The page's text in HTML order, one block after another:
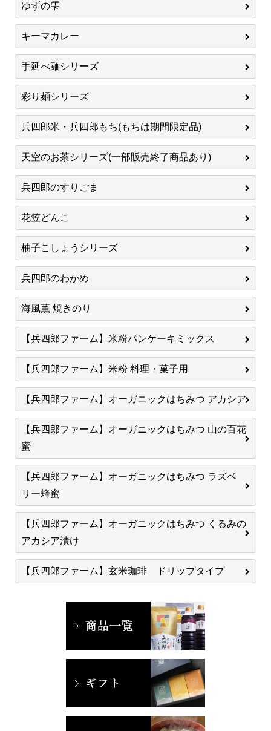
ゆずの雫
キーマカレー
手延べ麺シリーズ
彩り麺シリーズ
兵四郎米・兵四郎もち(もちは期間限定品)
天空のお茶シリーズ(一部販売終了商品あり)
兵四郎のすりごま
花笠どんこ
柚子こしょうシリーズ
兵四郎のわかめ
海風薫 焼きのり
【兵四郎ファーム】米粉パンケーキミックス
【兵四郎ファーム】米粉 料理・菓子用
【兵四郎ファーム】オーガニックはちみつ アカシア
【兵四郎ファーム】オーガニックはちみつ 山の百花
蜜
【兵四郎ファーム】オーガニックはちみつ ラズベ
リー蜂蜜
【兵四郎ファーム】オーガニックはちみつ くるみの
アカシア漬け
【兵四郎ファーム】玄米珈琲 ドリップタイプ